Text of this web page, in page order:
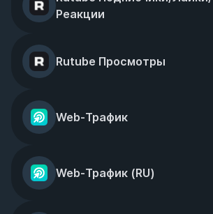
Реакции
Rutube Просмотры
Web-Трафик
Web-Трафик (RU)